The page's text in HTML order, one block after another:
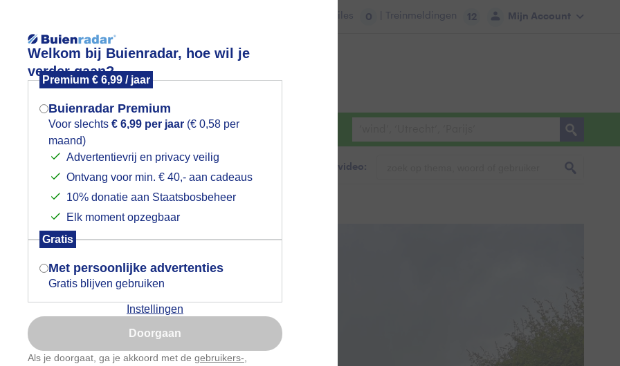
Welkom bij Buienradar, hoe wil je
verder gaan?
Premium € 6,99 / jaar
Buienradar Premium
Voor slechts € 6,99 per jaar (€ 0,58 per
maand)
Advertentievrij en privacy veilig
Ontvang voor min. € 40,- aan cadeaus
10% donatie aan Staatsbosbeheer
Elk moment opzegbaar
Gratis
Met persoonlijke advertenties
Gratis blijven gebruiken
Instellingen
Doorgaan
Als je doorgaat, ga je akkoord met de gebruikers-
Mijn Account
Files 0 | Treinmeldingen 12
Foto en video Weerzine
Zoeken in foto & video:
Mogen we je locatie gebruiken voor
het weer?
Indien je hier nog geen akkoord op hebt
gegeven, verschijnt er zo een pop-up uit
je browser waarin deze toestemming
gevraagd wordt.
Is goed, toon de popup
Nu niet, misschien later